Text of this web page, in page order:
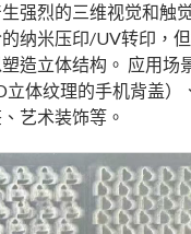
强烈的三维视觉和触
纳米压印/UV转印，
造立体结构。 应用场
立体纹理的手机背盖）
艺术装饰等。